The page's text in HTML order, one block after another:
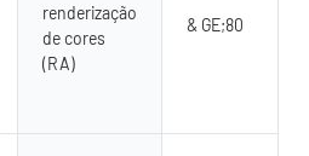
renderização
de cores
(RA)
& GE;80